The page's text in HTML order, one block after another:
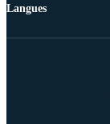
Langues